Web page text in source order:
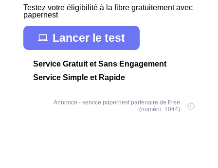
Testez votre éligibilité à la fibre gratuitement avec
papernest
Lancer le test
Service Gratuit et Sans Engagement
Service Simple et Rapide
Annonce - service papernest partenaire de Free
(numéro: 1044)